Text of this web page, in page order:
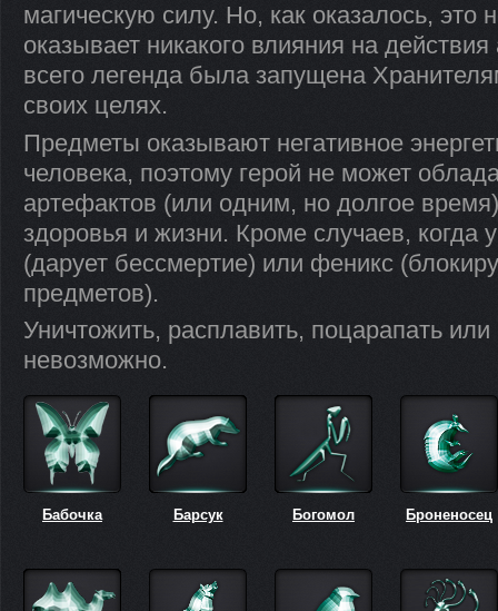
магическую силу. Но, как оказалось, это
оказывает никакого влияния на
всего легенда была запущена
своих целях.
Предметы оказывают негативное
человека, поэтому герой не может
артефактов (или одним, но долгое
здоровья и жизни. Кроме случаев, когда
(дарует бессмертие) или феникс
предметов).
Уничтожить, расплавить, поцарапать
невозможно.
Бабочка Барсук Богомол Броненосец